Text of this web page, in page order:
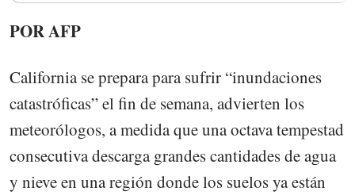
POR AFP
California se prepara para sufrir “inundaciones
catastróficas” el fin de semana, advierten los
meteorólogos, a medida que una octava tempestad
consecutiva descarga grandes cantidades de agua
y nieve en una región donde los suelos ya están